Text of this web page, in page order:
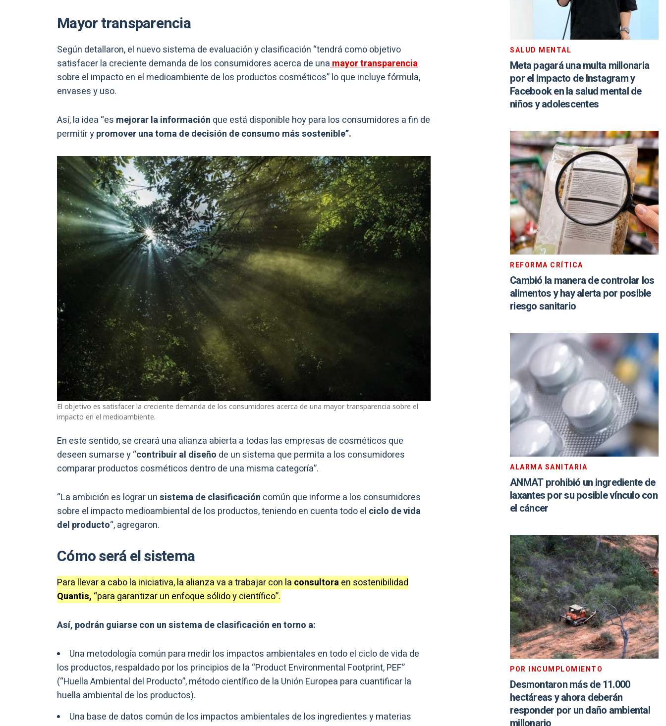
Mayor transparencia
Según detallaron, el nuevo sistema de evaluación y clasificación “tendrá como objetivo
satisfacer la creciente demanda de los consumidores acerca de unamayor transparencia
sobre el impacto en el medioambiente de los productos cosméticos” lo que incluye fórmula,
envases y uso.
Así, la idea “es mejorar la información que está disponible hoy para los consumidores a fin de
permitir ypromover una toma de decisión de consumo más sostenible”.
El objetivo es satisfacer la creciente demanda de los consumidores acerca de una mayor transparencia sobre el
impacto en el medioambiente.
En este sentido, se creará una alianza abierta a todas las empresas de cosméticos que
deseen sumarse y “contribuir al diseño de un sistema que permita a los consumidores
comparar productos cosméticos dentro de una misma categoría”.
“La ambición es lograr unsistema de clasificación común que informe a los consumidores
sobre el impacto medioambiental de los productos, teniendo en cuenta todo el ciclo de vida
del producto“, agregaron.
Cómo será el sistema
Para llevar a cabo la iniciativa, la alianza va a trabajar con la consultoraen sostenibilidad
Quantis, “para garantizar un enfoque sólido y científico”.
Así, podrán guiarse con un sistema de clasificación en torno a:
Una metodología común para medir los impactos ambientales en todo el ciclo de vida de
los productos, respaldado por los principios de la “Product Environmental Footprint, PEF”
(“Huella Ambiental del Producto”, método científico de la Unión Europea para cuantificar la
huella ambiental de los productos).
Una base de datos común de los impactos ambientales de los ingredientes y materias
SALUD MENTAL
Meta pagará una multa millonaria
por el impacto de Instagram y
Facebook en la salud mental de
niños y adolescentes
REFORMA CRÍTICA
Cambió la manera de controlar los
alimentos y hay alerta por posible
riesgo sanitario
ALARMA SANITARIA
ANMAT prohibió un ingrediente de
laxantes por su posible vínculo con
el cáncer
POR INCUMPLOMIENTO
Desmontaron más de 11.000
hectáreas y ahora deberán
responder por un daño ambiental